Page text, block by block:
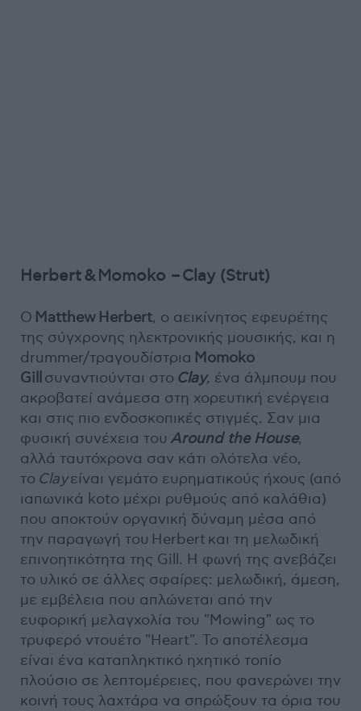
Herbert & Momoko – Clay (Strut)
Ο Matthew Herbert, ο αεικίνητος εφευρέτης
της σύγχρονης ηλεκτρονικής μουσικής, και η
drummer/τραγουδίστρια Momoko
Gillσυναντιούνται στο Clay, ένα άλμπουμ που
ακροβατεί ανάμεσα στη χορευτική ενέργεια
και στις πιο ενδοσκοπικές στιγμές. Σαν μια
φυσική συνέχεια του Around the House,
αλλά ταυτόχρονα σαν κάτι ολότελα νέο,
το Clayείναι γεμάτο ευρηματικούς ήχους (από
ιαπωνικά koto μέχρι ρυθμούς από καλάθια)
που αποκτούν οργανική δύναμη μέσα από
την παραγωγή του Herbert και τη μελωδική
επινοητικότητα της Gill. Η φωνή της ανεβάζει
το υλικό σε άλλες σφαίρες: μελωδική, άμεση,
με εμβέλεια που απλώνεται από την
ευφορική μελαγχολία του "Mowing" ως το
τρυφερό ντουέτο "Heart". Το αποτέλεσμα
είναι ένα καταπληκτικό ηχητικό τοπίο
πλούσιο σε λεπτομέρειες, που φανερώνει την
κοινή τους λαχτάρα να σπρώξουν τα όρια του